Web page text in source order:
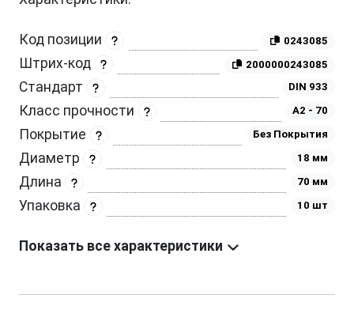
Код позиции 0243085
Штрих-код 2000000243085
Стандарт DIN 933
Класс прочности A2 - 70
Покрытие Без Покрытия
Диаметр 18 мм
Длина 70 мм
Упаковка 10 шт
Показать все характеристики